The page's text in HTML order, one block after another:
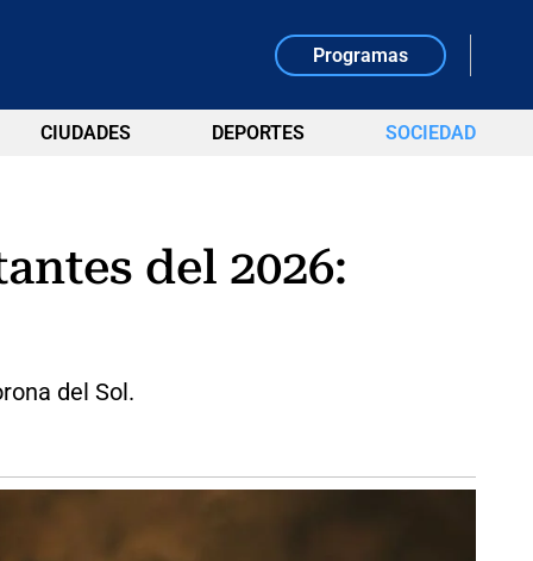
Programas
CIUDADES DEPORTES SOCIEDAD
del 2026:
del Sol.